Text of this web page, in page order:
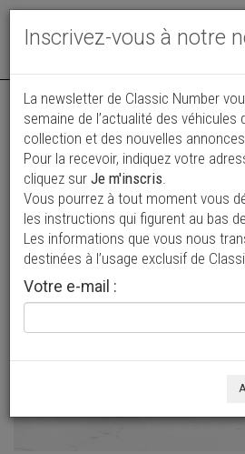
Annonce actualisée le 06/08/2026 (
Jaguar Type E 4.2 S2 \'70
82 950 €
1970 Cabriolet / roadster 99 712 mi
Inscrivez-vous à notre
La newsletter de Classic Number
semaine de l’actualité des véhicules
collection et des nouvelles
Pour la recevoir, indiquez votre
cliquez sur Je m'inscris.
Vous pourrez à tout moment vous
les instructions qui figurent au bas
Les informations que vous nous
destinées à l’usage exclusif de
Votre e-mail :